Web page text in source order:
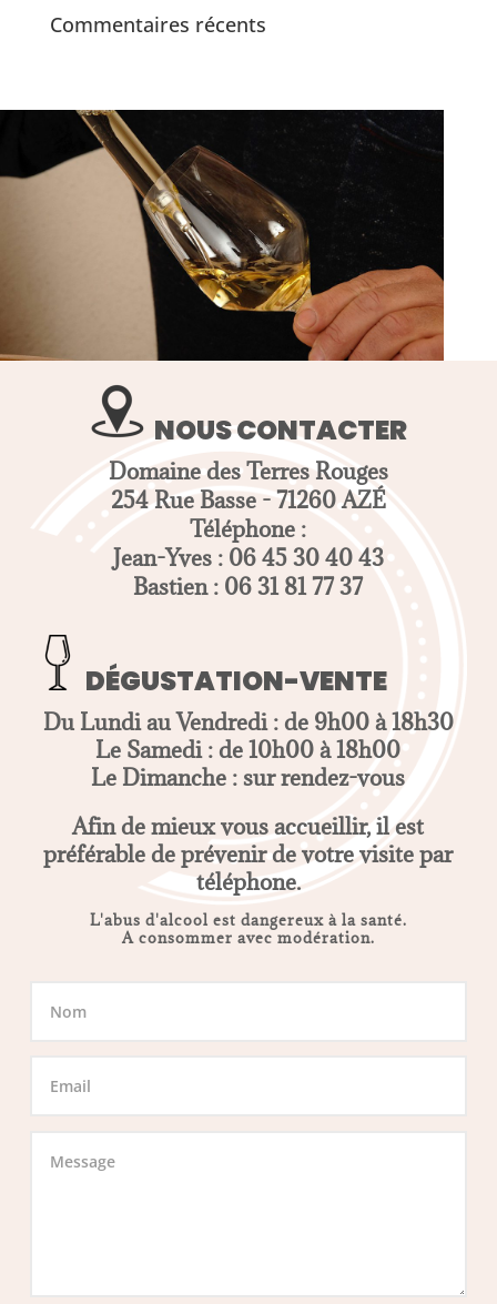
Commentaires récents
NOUS CONTACTER
Domaine des Terres Rouges
254 Rue Basse - 71260 AZÉ
Téléphone :
Jean-Yves : 06 45 30 40 43
Bastien : 06 31 81 77 37
DÉGUSTATION-VENTE
Du Lundi au Vendredi : de 9h00 à 18h30
Le Samedi : de 10h00 à 18h00
Le Dimanche : sur rendez-vous
Afin de mieux vous accueillir, il est
préférable de prévenir de votre visite par
téléphone.
L'abus d'alcool est dangereux à la santé.
A consommer avec modération.